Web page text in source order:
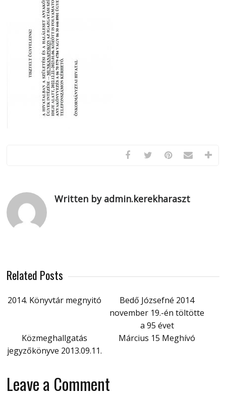
Written by admin.kerekharaszt
Related Posts
2014. Könyvtár megnyitó
Bedő Józsefné 2014
november 19.-én töltötte
a 95 évet
Közmeghallgatás
jegyzőkönyve 2013.09.11.
Március 15 Meghívó
Leave a Comment